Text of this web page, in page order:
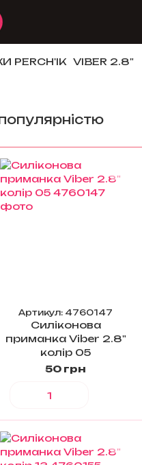
PERCH'IK VIBER 2.8"
Артикул: 4760147
Силіконова
приманка Viber 2.8"
колір 05
50 грн